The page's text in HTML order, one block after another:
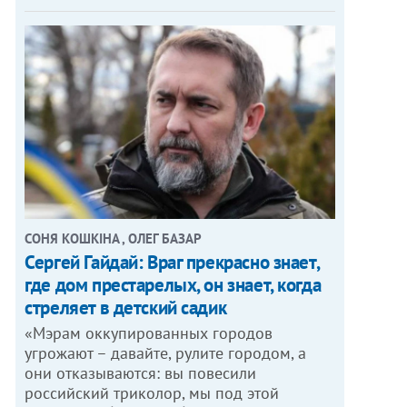
СОНЯ КОШКІНА , ОЛЕГ БАЗАР
Сергей Гайдай: Враг прекрасно знает,
где дом престарелых, он знает, когда
стреляет в детский садик
«Мэрам оккупированных городов
угрожают – давайте, рулите городом, а
они отказываются: вы повесили
российский триколор, мы под этой